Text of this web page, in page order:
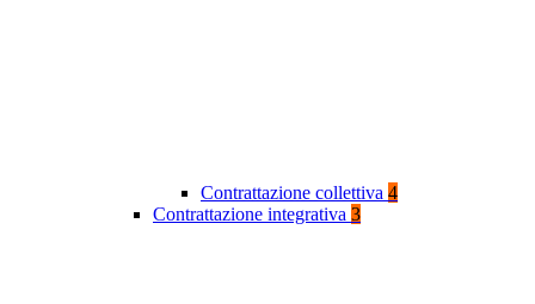
Contrattazione collettiva 4
Contrattazione integrativa 3